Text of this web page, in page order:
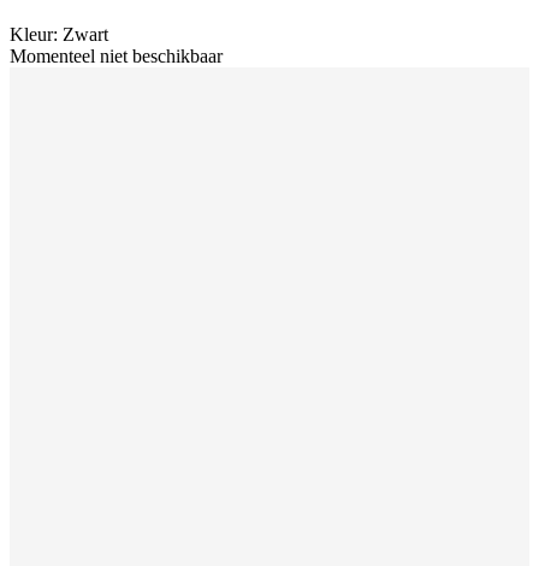
Kleur: Zwart
Momenteel niet beschikbaar